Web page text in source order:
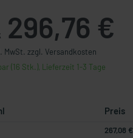
296,76 €
MwSt. zzgl. Versandkosten
(16 Stk.), Lieferzeit 1-3 Tage
Preis
267,08 €